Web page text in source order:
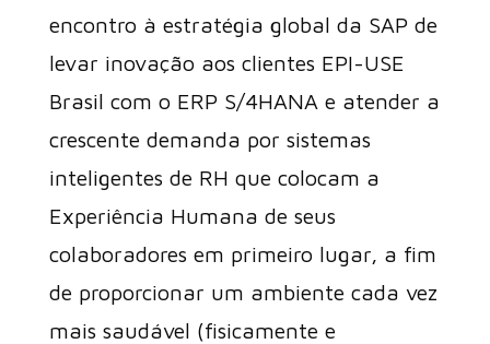
encontro à estratégia global da SAP de
levar inovação aos clientes EPI-USE
Brasil com o ERP S/4HANA e atender a
crescente demanda por sistemas
inteligentes de RH que colocam a
Experiência Humana de seus
colaboradores em primeiro lugar, a fim
de proporcionar um ambiente cada vez
mais saudável (fisicamente e